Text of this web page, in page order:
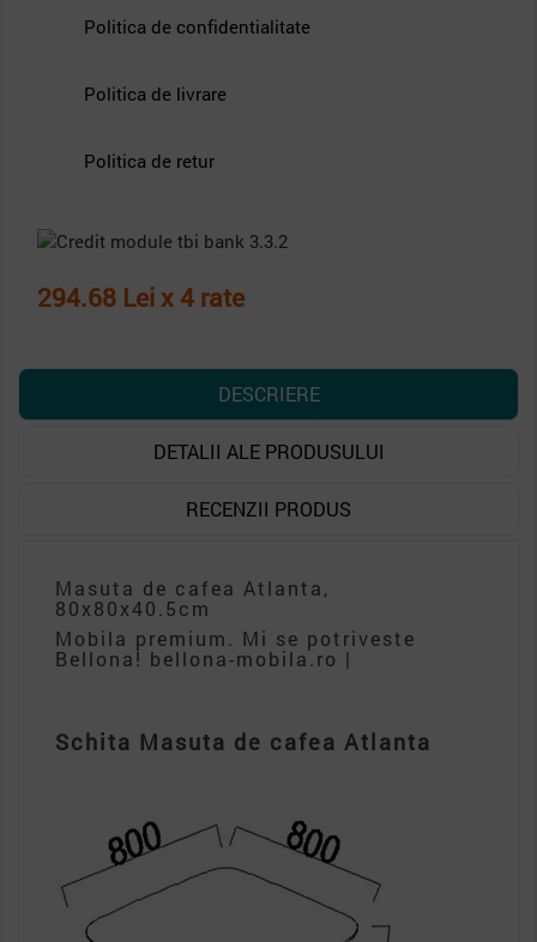
Politica de confidentialitate
Politica de livrare
Politica de retur
294.68 Lei x 4 rate
DESCRIERE
DETALII ALE PRODUSULUI
RECENZII PRODUS
Masuta de cafea Atlanta,
80x80x40.5cm
Mobila premium. Mi se potriveste
Bellona! bellona-mobila.ro |
Schita Masuta de cafea Atlanta